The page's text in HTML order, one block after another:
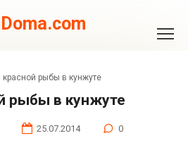
красной рыбы в кунжуте
рыбы в кунжуте
25.07.2014
0